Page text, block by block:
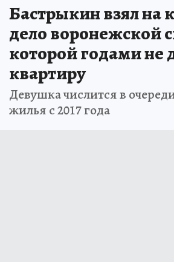
Бастрыкин взял на
дело воронежской
которой годами не
квартиру
Девушка числится в
жилья с 2017 года